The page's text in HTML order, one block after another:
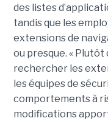
des listes
tandis que les
extensions de
ou presque. «
rechercher les
les équipes de
comportements à
modifications